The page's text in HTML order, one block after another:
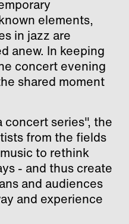
elements,
in jazz are
anew. In keeping
concert evening
shared moment
concert series", the
from the fields
to rethink
- and thus create
and audiences
and experience